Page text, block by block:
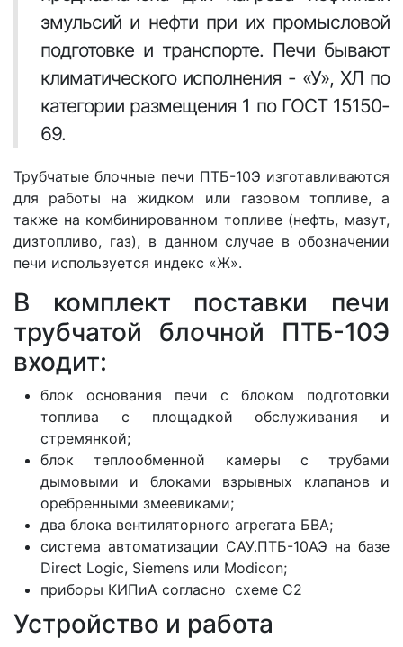
эмульсий и нефти при их промысловой
подготовке и транспорте. Печи бывают
климатического исполнения - «У», ХЛ по
категории размещения 1 по ГОСТ 15150-
69.
Трубчатые блочные печи ПТБ-10Э изготавливаются
для работы на жидком или газовом топливе, а
также на комбинированном топливе (нефть, мазут,
дизтопливо, газ), в данном случае в обозначении
печи используется индекс «Ж».
В комплект поставки печи
трубчатой блочной ПТБ-10Э
входит:
блок основания печи с блоком подготовки
топлива с площадкой обслуживания и
стремянкой;
блок теплообменной камеры с трубами
дымовыми и блоками взрывных клапанов и
оребренными змеевиками;
два блока вентиляторного агрегата БВА;
система автоматизации САУ.ПТБ-10АЭ на базе
Direct Logic, Siemens или Modicon;
приборы КИПиА согласно схеме С2
Устройство и работа